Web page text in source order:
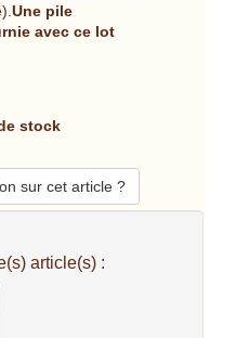
Une pile
avec ce lot
stock
sur cet article ?
article(s) :